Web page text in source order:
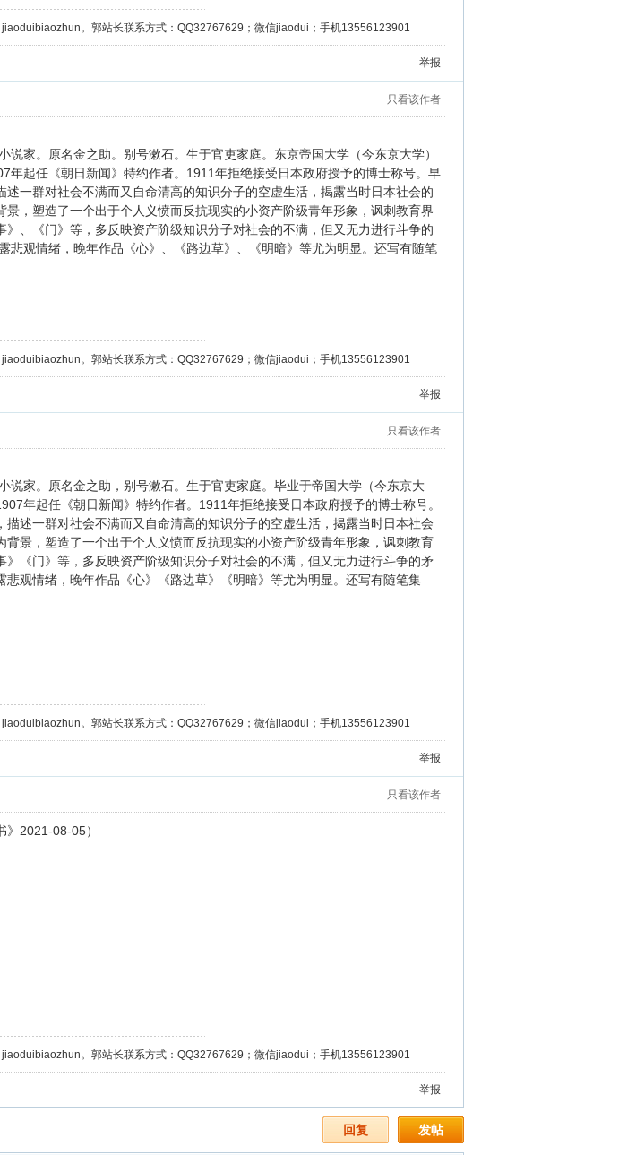
。郭站长联系方式：QQ32767629；微信jiaodui；手机13556123901
举报
只看该作者
说家。原名金之助。别号漱石。生于官吏家庭。东京帝国大学（今东京大学）
年起任《朝日新闻》特约作者。 1911 年拒绝接受日本政府授予的博士称号。早
一群对社会不满而又自命清高的知识分子的空虚生活，揭露当时日本社会的
，塑造了一个出于个人义愤而反抗现实的小资产阶级青年形象，讽刺教育界
、《门》等，多反映资产阶级知识分子对社会的不满，但又无力进行斗争的
悲观情绪，晚年作品《心》、《路边草》、《明暗》等尤为明显。还写有随笔
。郭站长联系方式：QQ32767629；微信jiaodui；手机13556123901
举报
只看该作者
说家。原名金之助，别号漱石。生于官吏家庭。毕业于帝国大学（今东京大
年起任《朝日新闻》特约作者。 1911 年拒绝接受日本政府授予的博士称号。
述一群对社会不满而又自命清高的知识分子的空虚生活，揭露当时日本社会
景，塑造了一个出于个人义愤而反抗现实的小资产阶级青年形象，讽刺教育
《门》等，多反映资产阶级知识分子对社会的不满，但又无力进行斗争的矛
观情绪，晚年作品《心》《路边草》《明暗》等尤为明显。还写有随笔集
。郭站长联系方式：QQ32767629；微信jiaodui；手机13556123901
举报
只看该作者
2021-08-05）
。郭站长联系方式：QQ32767629；微信jiaodui；手机13556123901
举报
发帖
回复